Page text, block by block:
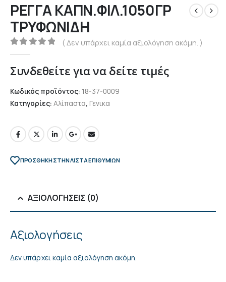
ΡΕΓΓΑ ΚΑΠΝ.ΦΙΛ.1050ΓΡ
ΤΡΥΦΩΝΙΔΗ
0out of 5
( Δεν υπάρχει καμία αξιολόγηση ακόμη. )
Συνδεθείτε για να δείτε τιμές
Κωδικός προϊόντος: 18-37-0009
Κατηγορίες: Αλίπαστα, Γενικα
ΠΡΌΣΘΉΚΗ ΣΤΗΝ ΛΊΣΤΑ ΕΠΙΘΥΜΙΏΝ
ΑΞΙΟΛΟΓΉΣΕΙΣ (0)
Αξιολογήσεις
Δεν υπάρχει καμία αξιολόγηση ακόμη.